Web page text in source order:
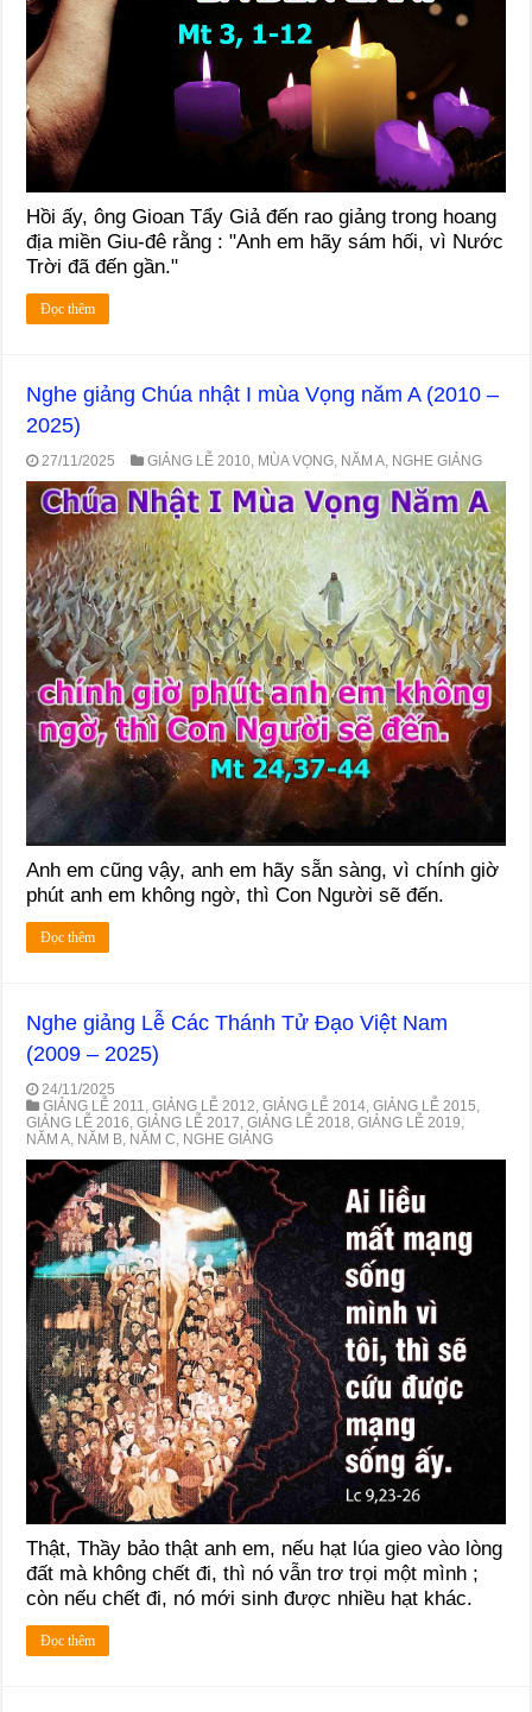
Hồi ấy, ông Gioan Tẩy Giả đến rao giảng trong hoang
địa miền Giu-đê rằng : "Anh em hãy sám hối, vì Nước
Trời đã đến gần."
Đọc thêm
Nghe giảng Chúa nhật I mùa Vọng năm A (2010 –
2025)
27/11/2025 GIẢNG LỄ 2010, MÙA VỌNG, NĂM A, NGHE GIẢNG
Anh em cũng vậy, anh em hãy sẵn sàng, vì chính giờ
phút anh em không ngờ, thì Con Người sẽ đến.
Đọc thêm
Nghe giảng Lễ Các Thánh Tử Đạo Việt Nam
(2009 – 2025)
24/11/2025
GIẢNG LỄ 2011,GIẢNG LỄ 2012,GIẢNG LỄ 2014,GIẢNG LỄ 2015,
GIẢNG LỄ 2016,GIẢNG LỄ 2017,GIẢNG LỄ 2018,GIẢNG LỄ 2019,
NĂM A, NĂM B, NĂM C, NGHE GIẢNG
Thật, Thầy bảo thật anh em, nếu hạt lúa gieo vào lòng
đất mà không chết đi, thì nó vẫn trơ trọi một mình ;
còn nếu chết đi, nó mới sinh được nhiều hạt khác.
Đọc thêm